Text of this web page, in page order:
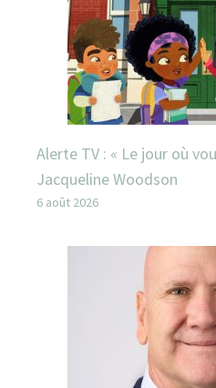
Alerte TV : « Le jour où
Jacqueline Woodson
6 août 2026